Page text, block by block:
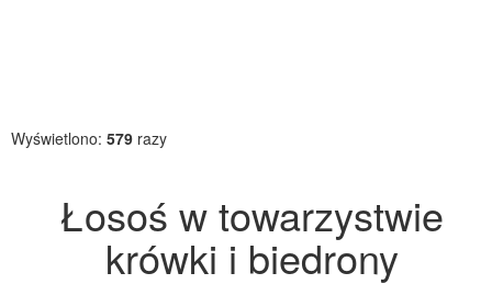
Wyświetlono: 579 razy
Łosoś w towarzystwie
krówki i biedrony